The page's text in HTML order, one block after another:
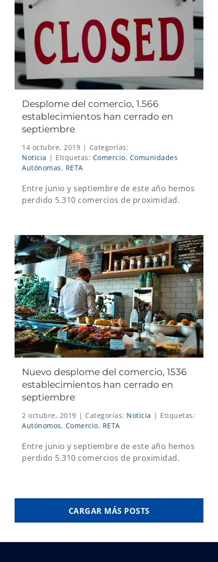
Desplome del comercio, 1.566
establecimientos han cerrado en
septiembre
14 octubre, 2019 | Categorías:
Noticia | Etiquetas: Comercio, Comunidades
Autónomas, RETA
Entre junio y septiembre de este año hemos
perdido 5.310 comercios de proximidad.
Nuevo desplome del comercio, 1536
establecimientos han cerrado en
septiembre
2 octubre, 2019 | Categorías: Noticia | Etiquetas:
Autónomos, Comercio, RETA
Entre junio y septiembre de este año hemos
perdido 5.310 comercios de proximidad.
CARGAR MÁS POSTS